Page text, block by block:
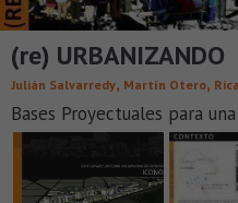
(re) URBANIZANDO
Julián Salvarredy, Martín Otero,
Bases Proyectuales para